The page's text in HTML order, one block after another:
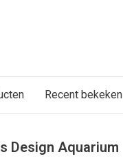
Recent bekeken
Design Aquarium